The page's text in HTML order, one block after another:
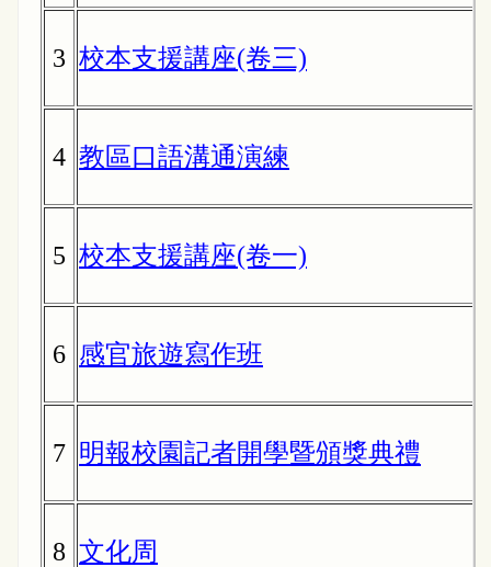
3 校本支援講座(卷三)
4 教區口語溝通演練
5 校本支援講座(卷一)
6 感官旅遊寫作班
7 明報校園記者開學暨頒獎典禮
8 文化周